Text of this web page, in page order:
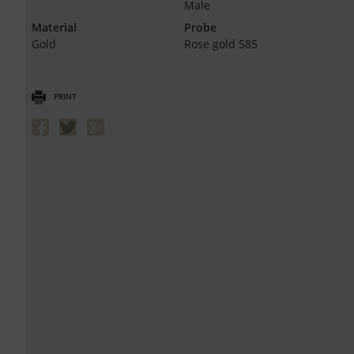
Male
Material
Gold
Probe
Rose gold 585
PRINT